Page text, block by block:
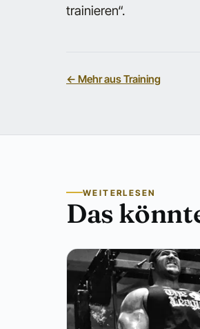
trainieren“.
← Mehr aus Training
WEITERLESEN
Das